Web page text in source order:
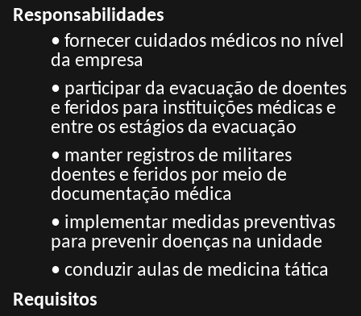
Responsabilidades
• fornecer cuidados médicos no nível
da empresa
• participar da evacuação de doentes
e feridos para instituições médicas e
entre os estágios da evacuação
• manter registros de militares
doentes e feridos por meio de
documentação médica
• implementar medidas preventivas
para prevenir doenças na unidade
• conduzir aulas de medicina tática
Requisitos